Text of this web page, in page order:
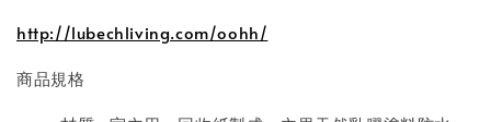
http://lubechliving.com/oohh/
商品規格